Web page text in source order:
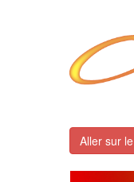
Aller sur